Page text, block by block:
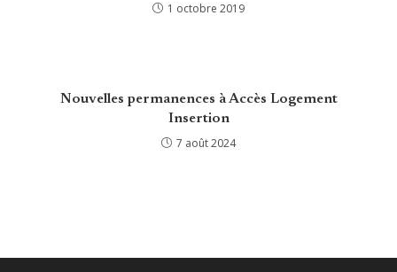
1 octobre 2019
Nouvelles permanences à Accès Logement
Insertion
7 août 2024